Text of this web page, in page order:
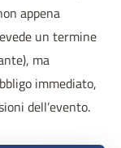
appena
un termine
ma
immediato,
dell’evento.